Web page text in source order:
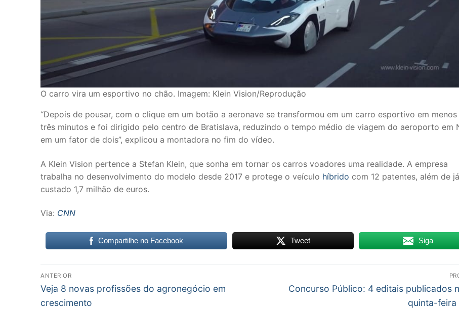
O carro vira um esportivo no chão. Imagem: Klein Vision/Reprodução
“Depois de pousar, com o clique em um botão a aeronave se transformou em um carro esportivo em menos
três minutos e foi dirigido pelo centro de Bratislava, reduzindo o tempo médio de viagem do aeroporto em
em um fator de dois”, explicou a montadora no fim do vídeo.
A Klein Vision pertence a Stefan Klein, que sonha em tornar os carros voadores uma realidade. A empresa
trabalha no desenvolvimento do modelo desde 2017 e protege o veículo híbrido com 12 patentes, além de
custado 1,7 milhão de euros.
Via: CNN
Compartilhe no Facebook Tweet Siga
Navegação
de
ANTERIOR
Post
anterior:
Veja 8 novas profissões do agronegócio em
crescimento
Próximo
Concurso Público: 4 editais publicados
quinta-feira